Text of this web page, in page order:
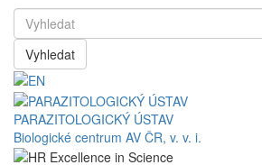
Vyhledat
PARAZITOLOGICKÝ ÚSTAV
Biologické centrum AV ČR, v. v. i.